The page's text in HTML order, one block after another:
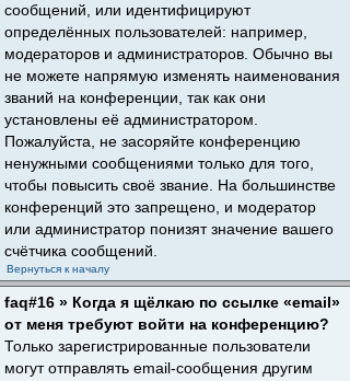
сообщений, или идентифицируют
определённых пользователей: например,
модераторов и администраторов. Обычно вы
не можете напрямую изменять наименования
званий на конференции, так как они
установлены её администратором.
Пожалуйста, не засоряйте конференцию
ненужными сообщениями только для того,
чтобы повысить своё звание. На большинстве
конференций это запрещено, и модератор
или администратор понизят значение вашего
счётчика сообщений.
Вернуться к началу
faq#16 » Когда я щёлкаю по ссылке «email»
от меня требуют войти на конференцию?
Только зарегистрированные пользователи
могут отправлять email-сообщения другим